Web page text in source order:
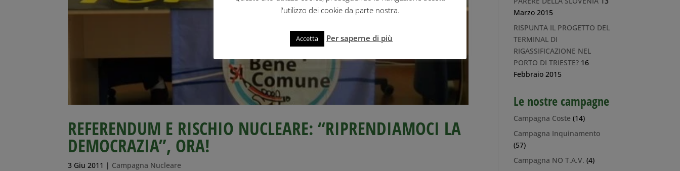
REFERENDUM E RISCHIO NUCLEARE: “RIPRENDIAMOCI LA
DEMOCRAZIA”, ORA!
3 Giu 2011 | Campagna Nucleare
Marzo 2015
RISPUNTA IL PROGETTO DEL
TERMINAL DI
RIGASSIFICAZIONE NEL
PORTO DI TRIESTE? 16
Febbraio 2015
Le nostre campagne
Campagna Coste (14)
Campagna Inquinamento
(57)
Campagna NO T.A.V. (4)
l'utilizzo dei cookie da parte nostra.
Accetta Per saperne di più